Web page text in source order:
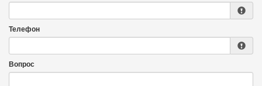
Телефон
Вопрос